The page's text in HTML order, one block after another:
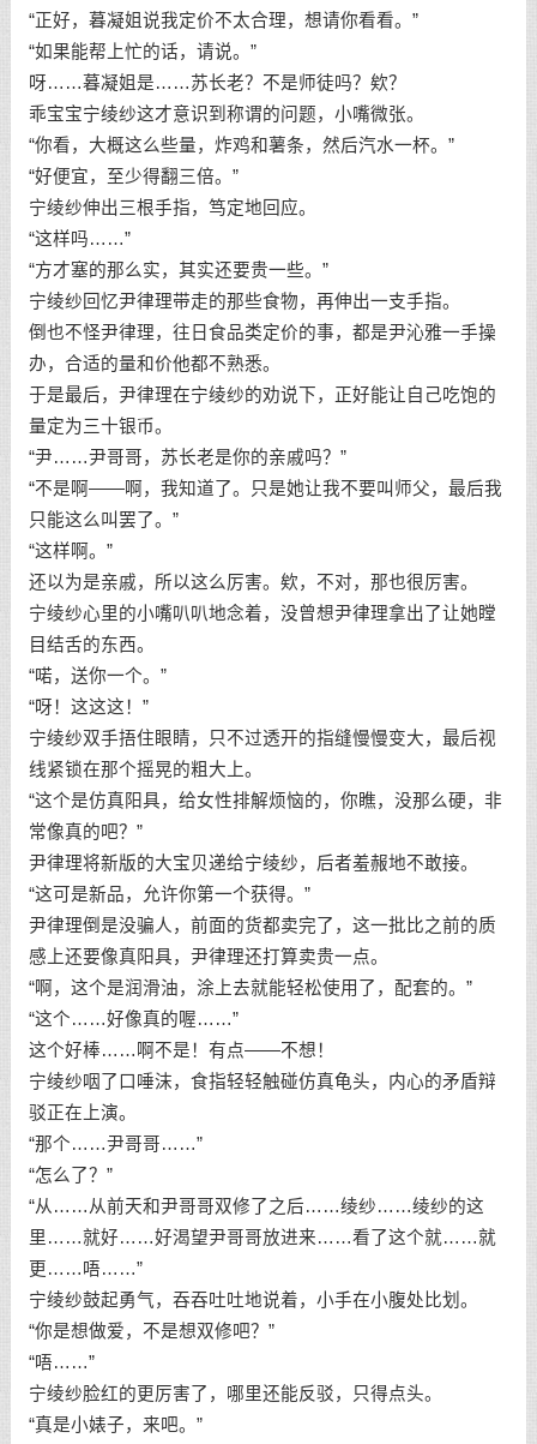
“正好，暮凝姐说我定价不太合理，想请你看看。”
“如果能帮上忙的话，请说。”
呀……暮凝姐是……苏长老？不是师徒吗？欸？
乖宝宝宁绫纱这才意识到称谓的问题，小嘴微张。
“你看，大概这么些量，炸鸡和薯条，然后汽水一杯。”
“好便宜，至少得翻三倍。”
宁绫纱伸出三根手指，笃定地回应。
“这样吗……”
“方才塞的那么实，其实还要贵一些。”
宁绫纱回忆尹律理带走的那些食物，再伸出一支手指。
倒也不怪尹律理，往日食品类定价的事，都是尹沁雅一手操
办，合适的量和价他都不熟悉。
于是最后，尹律理在宁绫纱的劝说下，正好能让自己吃饱的
量定为三十银币。
“尹……尹哥哥，苏长老是你的亲戚吗？”
“不是啊——啊，我知道了。只是她让我不要叫师父，最后我
只能这么叫罢了。”
“这样啊。”
还以为是亲戚，所以这么厉害。欸，不对，那也很厉害。
宁绫纱心里的小嘴叭叭地念着，没曾想尹律理拿出了让她瞠
目结舌的东西。
“喏，送你一个。”
“呀！这这这！”
宁绫纱双手捂住眼睛，只不过透开的指缝慢慢变大，最后视
线紧锁在那个摇晃的粗大上。
“这个是仿真阳具，给女性排解烦恼的，你瞧，没那么硬，非
常像真的吧？”
尹律理将新版的大宝贝递给宁绫纱，后者羞赧地不敢接。
“这可是新品，允许你第一个获得。”
尹律理倒是没骗人，前面的货都卖完了，这一批比之前的质
感上还要像真阳具，尹律理还打算卖贵一点。
“啊，这个是润滑油，涂上去就能轻松使用了，配套的。”
“这个……好像真的喔……”
这个好棒……啊不是！有点——不想！
宁绫纱咽了口唾沫，食指轻轻触碰仿真龟头，内心的矛盾辩
驳正在上演。
“那个……尹哥哥……”
“怎么了？”
“从……从前天和尹哥哥双修了之后……绫纱……绫纱的这
里……就好……好渴望尹哥哥放进来……看了这个就……就
更……唔……”
宁绫纱鼓起勇气，吞吞吐吐地说着，小手在小腹处比划。
“你是想做爱，不是想双修吧？”
“唔……”
宁绫纱脸红的更厉害了，哪里还能反驳，只得点头。
“真是小婊子，来吧。”